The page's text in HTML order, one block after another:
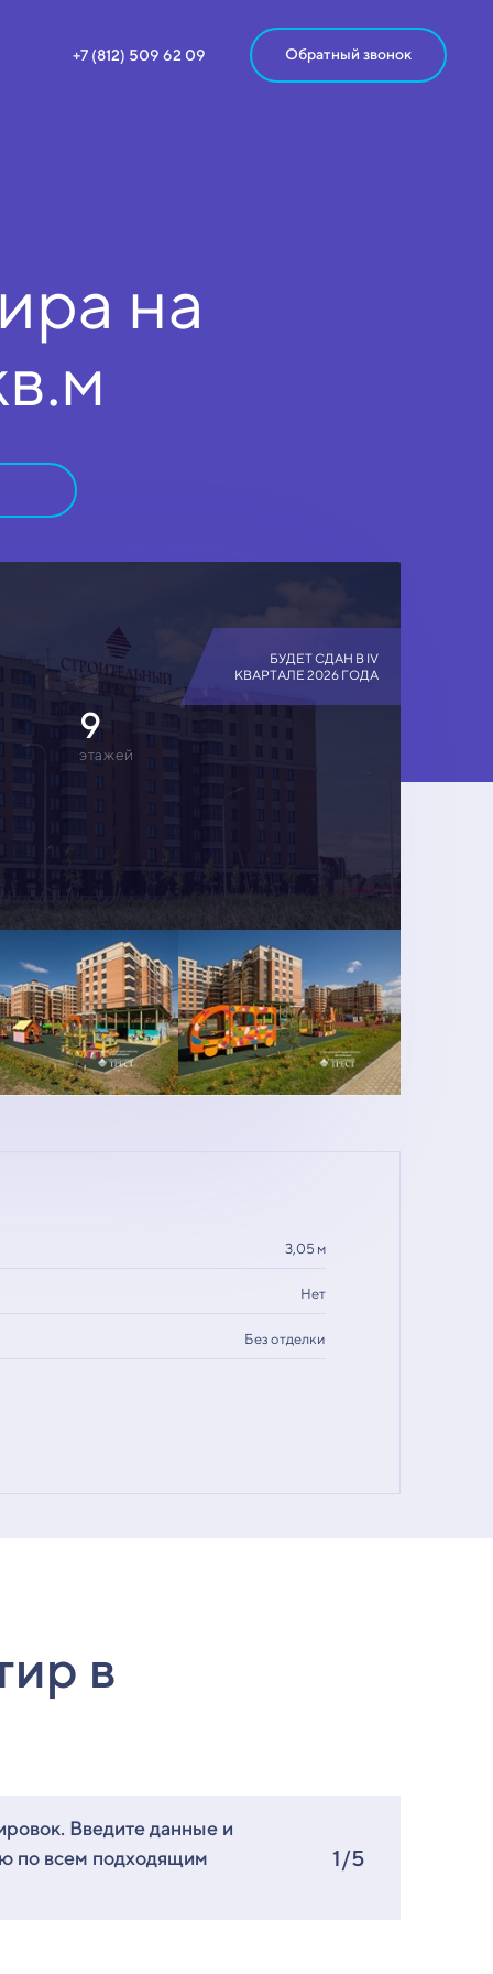
+7 (812) 509 62 09 Обратный звонок
на
БУДЕТ СДАН В IV
КВАРТАЛЕ 2026 ГОДА
9
этажей
3,05 м
Нет
Без отделки
в
Введите данные и
по всем подходящим
1/5